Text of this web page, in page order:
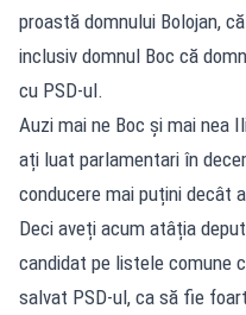
proastă domnului Bolojan,
inclusiv domnul Boc că
cu PSD-ul.
Auzi mai ne Boc și mai nea
ați luat parlamentari în
conducere mai puțini decât
Deci aveți acum atâția
candidat pe listele comune
salvat PSD-ul, ca să fie